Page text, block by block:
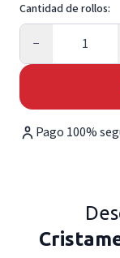
Cantidad de rollos:
−
Cantidad
Pago 100%